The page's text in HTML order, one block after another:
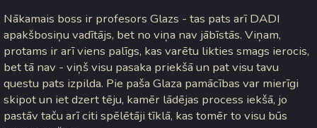
Nākamais boss ir profesors Glazs - tas pats arī DADI
apakšbosiņu vadītājs, bet no viņa nav jābīstās. Viņam,
protams ir arī viens palīgs, kas varētu likties smags ierocis,
bet tā nav - viņš visu pasaka priekšā un pat visu tavu
questu pats izpilda. Pie paša Glaza pamācības var mierīgi
skipot un iet dzert tēju, kamēr lādējas process iekšā, jo
pastāv taču arī citi spēlētāji tīklā, kas tomēr to visu būs